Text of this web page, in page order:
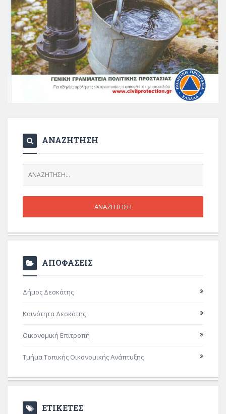
ΑΝΑΖΗΤΗΣΗ
ΑΠΟΦΑΣΕΙΣ
Δήμος Δεσκάτης
Κοινότητα Δεσκάτης
Οικονομική Επιτροπή
Τμήμα Τοπικής Οικονομικής Ανάπτυξης
ΕΤΙΚΕΤΕΣ